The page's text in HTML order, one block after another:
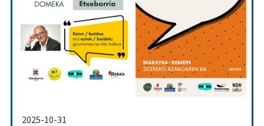
2025-10-31